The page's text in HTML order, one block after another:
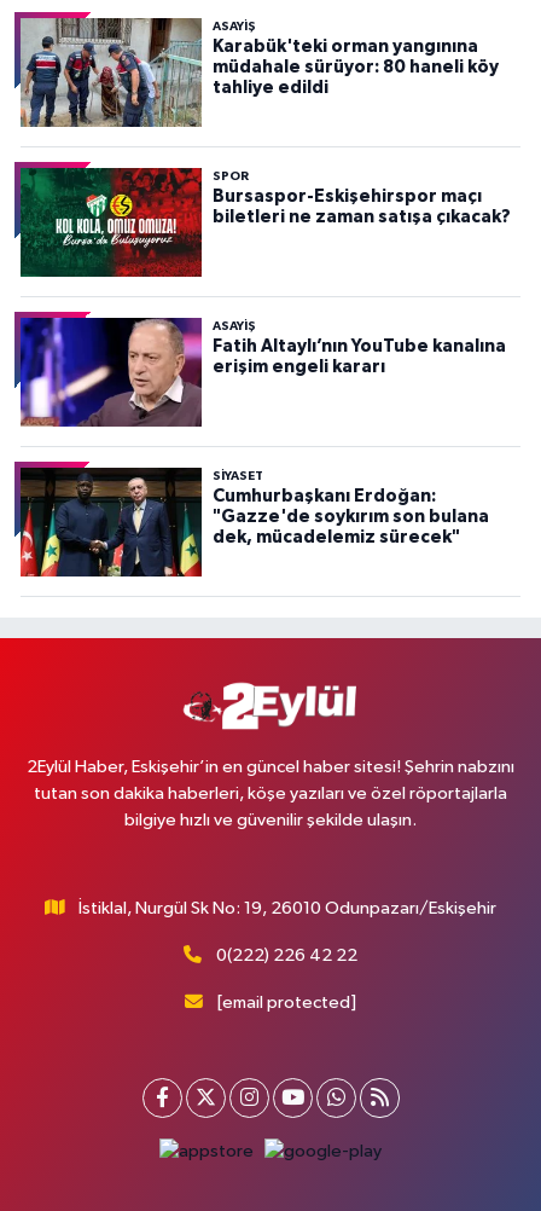
ASAYİŞ
Karabük'teki orman yangınına
müdahale sürüyor: 80 haneli köy
tahliye edildi
SPOR
Bursaspor-Eskişehirspor maçı
biletleri ne zaman satışa çıkacak?
ASAYİŞ
Fatih Altaylı’nın YouTube kanalına
erişim engeli kararı
SİYASET
Cumhurbaşkanı Erdoğan:
"Gazze'de soykırım son bulana
dek, mücadelemiz sürecek"
2Eylül Haber, Eskişehir’in en güncel haber sitesi! Şehrin nabzını
tutan son dakika haberleri, köşe yazıları ve özel röportajlarla
bilgiye hızlı ve güvenilir şekilde ulaşın.
İstiklal, Nurgül Sk No: 19, 26010 Odunpazarı/Eskişehir
0(222) 226 42 22
[email protected]